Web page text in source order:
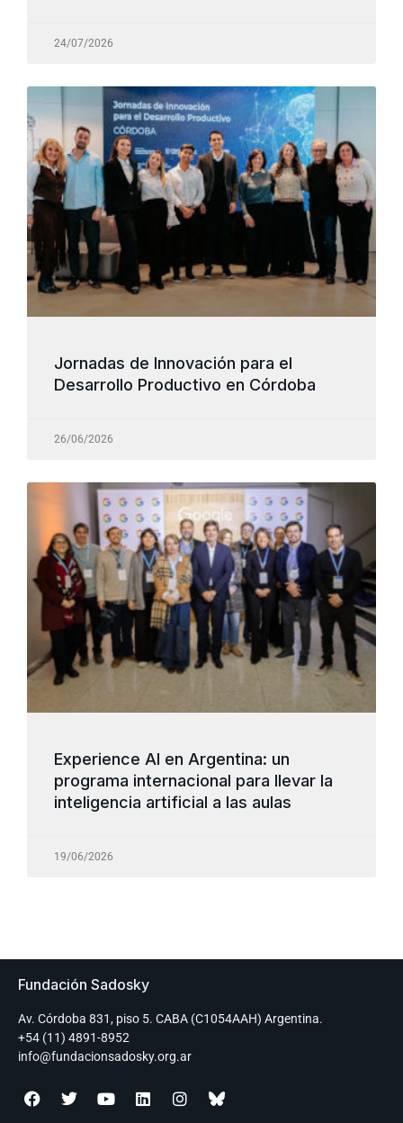
24/07/2026
Jornadas de Innovación para el
Desarrollo Productivo en Córdoba
26/06/2026
Experience AI en Argentina: un
programa internacional para llevar la
inteligencia artificial a las aulas
19/06/2026
Fundación Sadosky
Av. Córdoba 831, piso 5. CABA (C1054AAH) Argentina.
+54 (11) 4891-8952
info@fundacionsadosky.org.ar